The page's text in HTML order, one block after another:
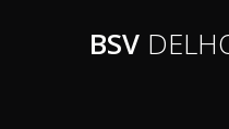
BSV